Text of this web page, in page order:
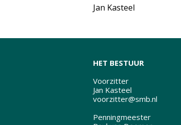
Jan Kasteel
HET BESTUUR
Voorzitter
Jan Kasteel
voorzitter@smb.nl
Penningmeester